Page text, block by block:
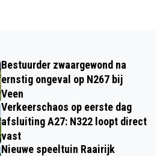
Bestuurder zwaargewond na
ernstig ongeval op N267 bij
Veen
Verkeerschaos op eerste dag
afsluiting A27: N322 loopt direct
vast
Nieuwe speeltuin Raairijk